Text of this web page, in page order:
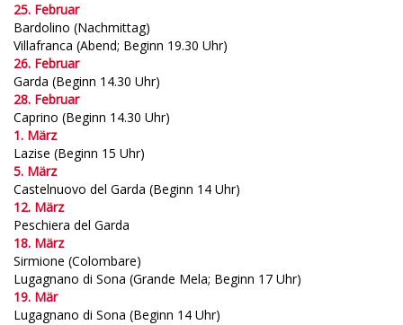
25. Februar
Bardolino (Nachmittag)
Villafranca (Abend; Beginn 19.30 Uhr)
26. Februar
Garda (Beginn 14.30 Uhr)
28. Februar
Caprino (Beginn 14.30 Uhr)
1. März
Lazise (Beginn 15 Uhr)
5. März
Castelnuovo del Garda (Beginn 14 Uhr)
12. März
Peschiera del Garda
18. März
Sirmione (Colombare)
Lugagnano di Sona (Grande Mela; Beginn 17 Uhr)
19. Mär
Lugagnano di Sona (Beginn 14 Uhr)